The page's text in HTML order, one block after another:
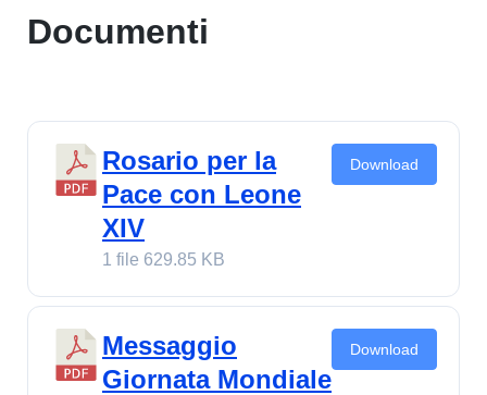
Documenti
Rosario per la
Pace con Leone
XIV
1 file 629.85 KB
Download
Messaggio
Giornata Mondiale
Download